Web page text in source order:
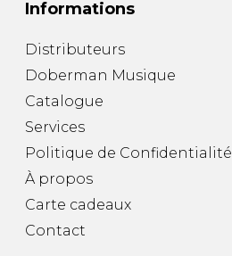
Informations
Distributeurs
Doberman Musique
Catalogue
Services
Politique de Confidentialité
À propos
Carte cadeaux
Contact